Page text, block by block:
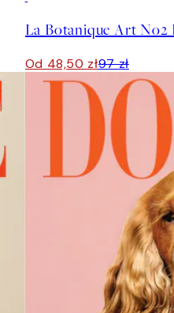
La Botanique Art No2
Od 48,50 zł97 zł